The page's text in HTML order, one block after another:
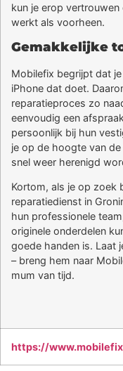
kun je erop
werkt als voorheen.
Gemakkelijke
Mobilefix begrijpt dat
iPhone dat doet.
reparatieproces zo
eenvoudig een
persoonlijk bij hun
je op de hoogte van
snel weer herenigd
Kortom, als je op zoek
reparatiedienst in
hun professionele
originele onderdelen
goede handen is. Laat
– breng hem naar
mum van tijd.
https://